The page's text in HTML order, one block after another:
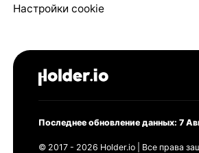
Настройки cookie
Последнее обновление данных: 7
© 2017 - 2026 Holder.io | Все права